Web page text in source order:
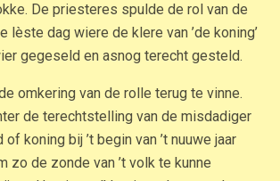
De priesteres spulde de rol van de
lèste dag wiere de klere van ’de koning’
gegeseld en asnog terecht gesteld.
omkering van de rolle terug te vinne.
de terechtstelling van de misdadiger
of koning bij ’t begin van ’t nuuwe jaar
zo de zonde van ’t volk te kunne